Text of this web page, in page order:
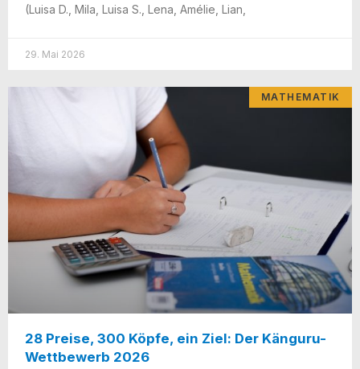
(Lui­sa D., Mila, Lui­sa S., Lena, Amé­lie, Lian,
29. Mai 2026
MATHEMATIK
28 Preise, 300 Köpfe, ein Ziel: Der Känguru-
Wettbewerb 2026